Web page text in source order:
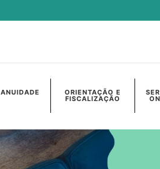
ANUIDADE ORIENTAÇÃO E
FISCALIZAÇÃO